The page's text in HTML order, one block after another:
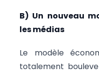
B) Un nouveau
les médias
Le modèle
totalement